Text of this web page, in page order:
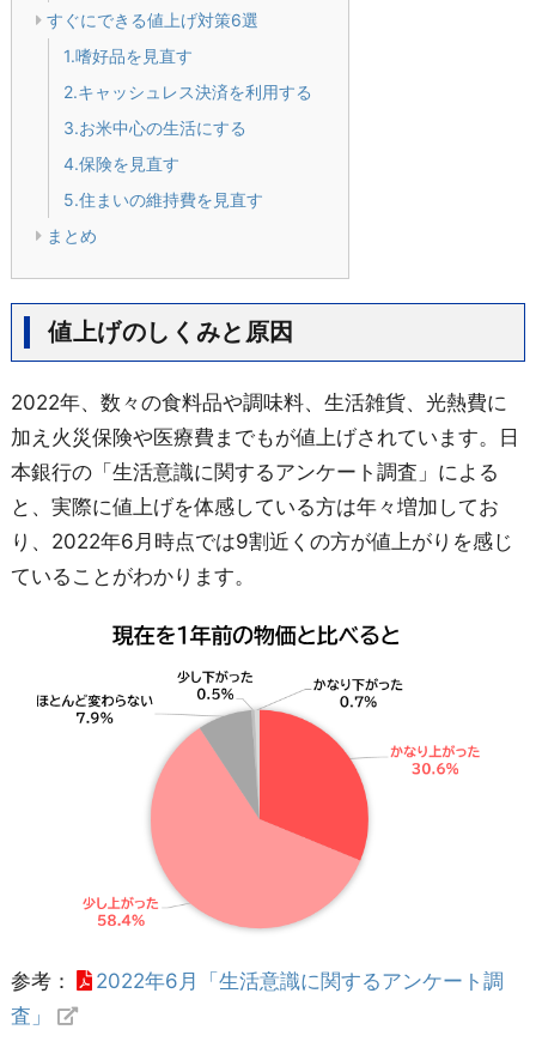
すぐにできる値上げ対策6選
1.嗜好品を見直す
2.キャッシュレス決済を利用する
3.お米中心の生活にする
4.保険を見直す
5.住まいの維持費を見直す
まとめ
値上げのしくみと原因
2022年、数々の食料品や調味料、生活雑貨、光熱費に
加え火災保険や医療費までもが値上げされています。日
本銀行の「生活意識に関するアンケート調査」による
と、実際に値上げを体感している方は年々増加してお
り、2022年6月時点では9割近くの方が値上がりを感じ
ていることがわかります。
参考：
2022年6月「生活意識に関するアンケート調
査」